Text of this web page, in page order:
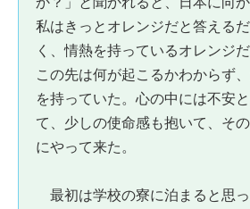
私はきっとオレンジだと答える
く、情熱を持っているオレンジ
この先は何が起こるかわからず
を持っていた。心の中には不安
て、少しの使命感も抱いて、そ
にやって来た。
最初は学校の寮に泊まると思